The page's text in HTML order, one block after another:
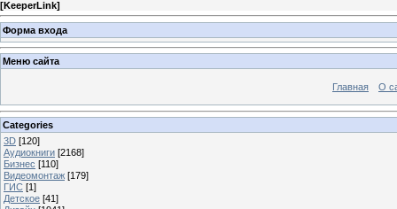
[KeeperLink]
Форма входа
Меню сайта
Главная О
Categories
3D [120]
Аудиокниги [2168]
Бизнес [110]
Видеомонтаж [179]
ГИС [1]
Детское [41]